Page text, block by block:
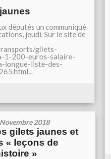
députés un communiqué
jeudi. Sur le site de
gilets-
1-200-euros-salaire-
longue-liste-des-
2018
gilets jaunes et
« leçons de
»